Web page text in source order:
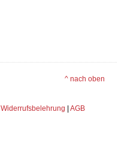
^ nach oben
Widerrufsbelehrung | AGB